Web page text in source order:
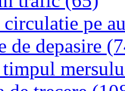
pe
de depasire